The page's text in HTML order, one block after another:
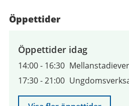
Öppettider
Öppettider idag
14:00- 16:30
17:30-21:00